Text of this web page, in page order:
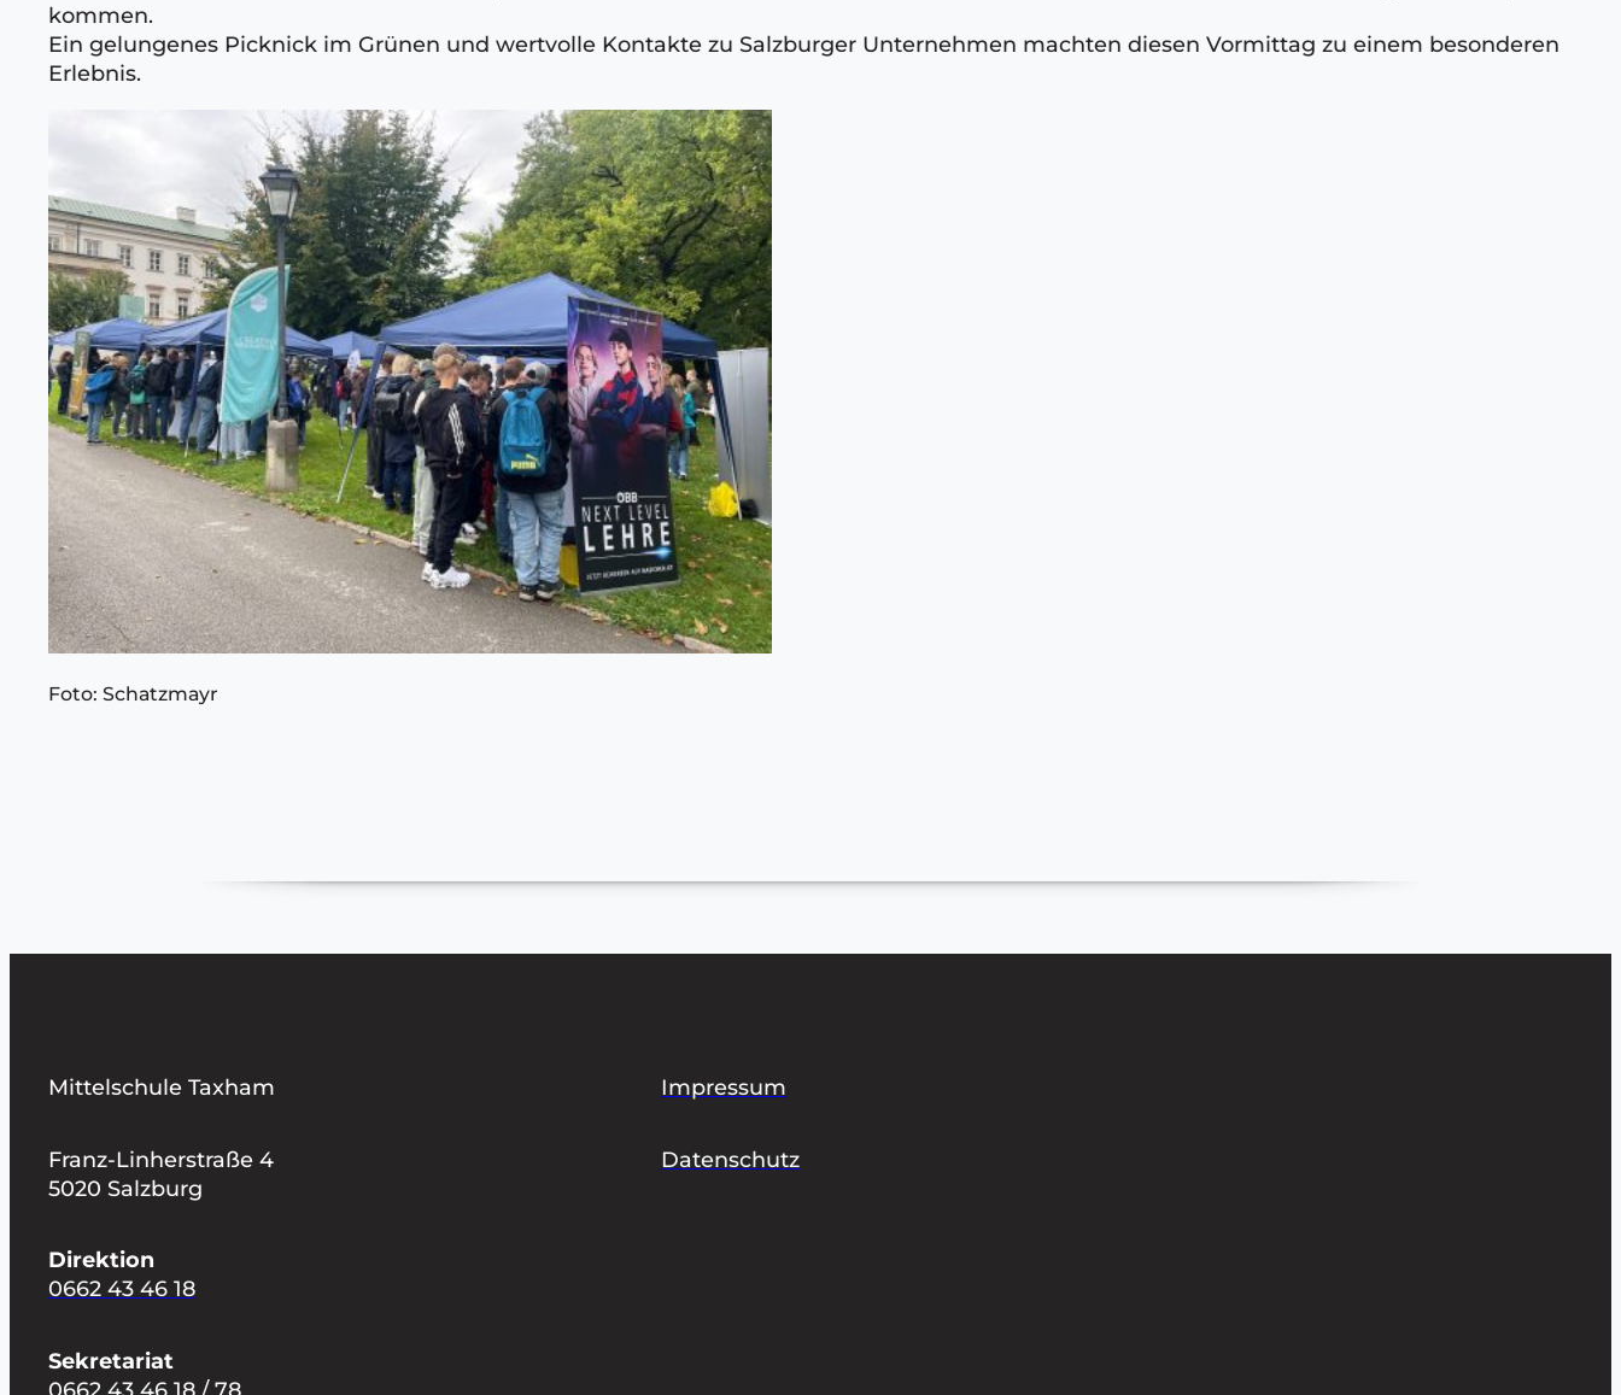
kommen.
Ein gelungenes Picknick im Grünen und wertvolle Kontakte zu Salzburger Unternehmen machten diesen Vormittag zu einem besonderen
Erlebnis.
Foto: Schatzmayr
Mittelschule Taxham
Franz-Linherstraße 4
5020 Salzburg
Direktion
0662 43 46 18
Sekretariat
0662 43 46 18 / 78
Impressum
Datenschutz